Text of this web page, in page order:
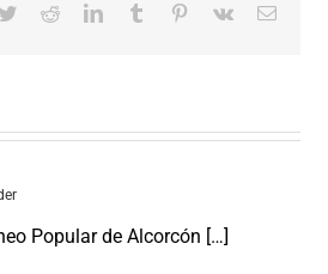
TwitterRedditLinkedInTumblr Pinterest
Vk
Correo
Popular de Alcorcón […]